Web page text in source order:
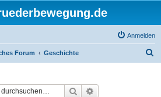
Anmelden
Forum Geschichte
Suche